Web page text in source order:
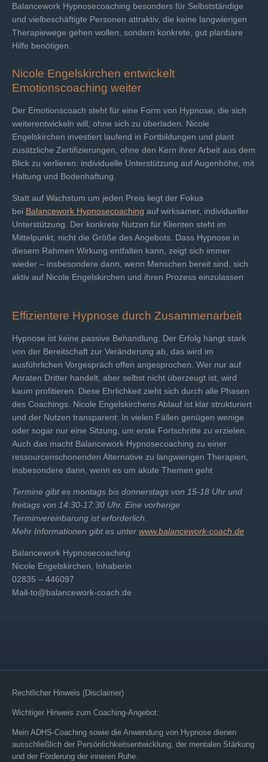
Balancework Hypnosecoaching besonders für Selbstständige
und vielbeschäftigte Personen attraktiv, die keine langwierigen
Therapiewege gehen wollen, sondern konkrete, gut planbare
Hilfe benötigen.
Nicole Engelskirchen entwickelt
Emotionscoaching weiter
Der Emotionscoach steht für eine Form von Hypnose, die sich
weiterentwickeln will, ohne sich zu überladen. Nicole
Engelskirchen investiert laufend in Fortbildungen und plant
zusätzliche Zertifizierungen, ohne den Kern ihrer Arbeit aus dem
Blick zu verlieren: individuelle Unterstützung auf Augenhöhe, mit
Haltung und Bodenhaftung.
Statt auf Wachstum um jeden Preis liegt der Fokus
bei Balancework Hypnosecoaching auf wirksamer, individueller
Unterstützung. Der konkrete Nutzen für Klienten steht im
Mittelpunkt, nicht die Größe des Angebots. Dass Hypnose in
diesem Rahmen Wirkung entfalten kann, zeigt sich immer
wieder – insbesondere dann, wenn Menschen bereit sind, sich
aktiv auf Nicole Engelskirchen und ihren Prozess einzulassen
Effizientere Hypnose durch Zusammenarbeit
Hypnose ist keine passive Behandlung. Der Erfolg hängt stark
von der Bereitschaft zur Veränderung ab, das wird im
ausführlichen Vorgespräch offen angesprochen. Wer nur auf
Anraten Dritter handelt, aber selbst nicht überzeugt ist, wird
kaum profitieren. Diese Ehrlichkeit zieht sich durch alle Phasen
des Coachings. Nicole Engelskirchens Ablauf ist klar strukturiert
und der Nutzen transparent: In vielen Fällen genügen wenige
oder sogar nur eine Sitzung, um erste Fortschritte zu erzielen.
Auch das macht Balancework Hypnosecoaching zu einer
ressourcenschonenden Alternative zu langwierigen Therapien,
insbesondere dann, wenn es um akute Themen geht
Termine gibt es montags bis donnerstags von 15-18 Uhr und
freitags von 14:30-17:30 Uhr. Eine vorherige
Terminvereinbarung ist erforderlich.
Mehr Informationen gibt es unter www.balancework-coach.de
Balancework Hypnosecoaching
Nicole Engelskirchen, Inhaberin
02835 – 446097
Mail-to@balancework-coach.de
Rechtlicher Hinweis (Disclaimer)
Wichtiger Hinweis zum Coaching-Angebot:
Mein ADHS-Coaching sowie die Anwendung von Hypnose dienen
ausschließlich der Persönlichkeitsentwicklung, der mentalen Stärkung
und der Förderung der inneren Ruhe.